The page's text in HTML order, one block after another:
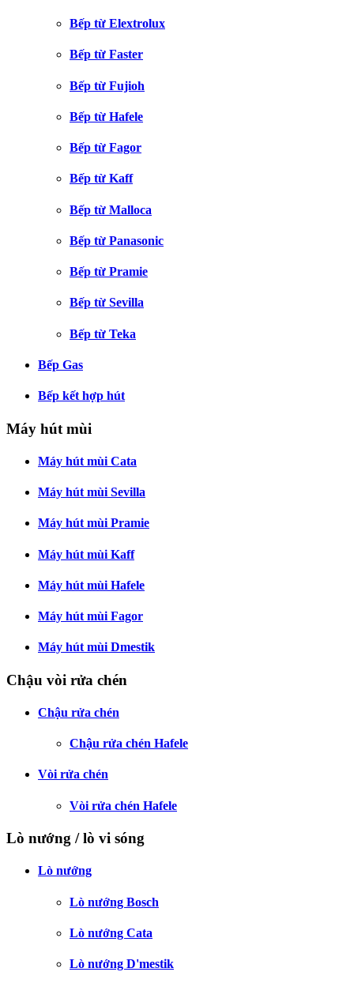
Bếp từ Elextrolux
Bếp từ Faster
Bếp từ Fujioh
Bếp từ Hafele
Bếp từ Fagor
Bếp từ Kaff
Bếp từ Malloca
Bếp từ Panasonic
Bếp từ Pramie
Bếp từ Sevilla
Bếp từ Teka
Bếp Gas
Bếp kết hợp hút
Máy hút mùi
Máy hút mùi Cata
Máy hút mùi Sevilla
Máy hút mùi Pramie
Máy hút mùi Kaff
Máy hút mùi Hafele
Máy hút mùi Fagor
Máy hút mùi Dmestik
Chậu vòi rửa chén
Chậu rửa chén
Chậu rửa chén Hafele
Vòi rửa chén
Vòi rửa chén Hafele
Lò nướng / lò vi sóng
Lò nướng
Lò nướng Bosch
Lò nướng Cata
Lò nướng D'mestik